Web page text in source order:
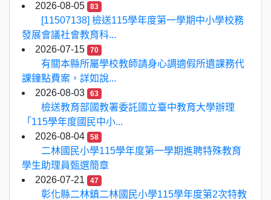
2026-08-05
83
[11507138] 檢送115學年度第一學期中小學校務
發展會議社會教育科...
2026-07-15
70
有關本縣所屬學校教師請身心調適假所遺課務代
課鐘點費案，詳如說...
2026-08-03
63
檢送教育部國教署委託國立臺中教育大學辦理
「115學年度國民中小...
2026-08-04
58
二林國民小學115學年度第一學期進聘特殊教育
學生助理員甄選簡章
2026-07-21
47
彰化縣二林鎮二林國民小學115學年度第2次特教